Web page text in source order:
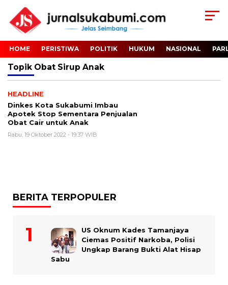
HOME PERISTIWA POLITIK HUKUM NASIONAL
Topik Obat Sirup Anak
HEADLINE
Dinkes Kota Sukabumi Imbau
Apotek Stop Sementara Penjualan
Obat Cair untuk Anak
Rabu, 19 Oktober 2022 - 19:37 WIB
BERITA TERPOPULER
US Oknum Kades Tamanjaya
Ciemas Positif Narkoba, Polisi
Ungkap Barang Bukti Alat Hisap
Sabu